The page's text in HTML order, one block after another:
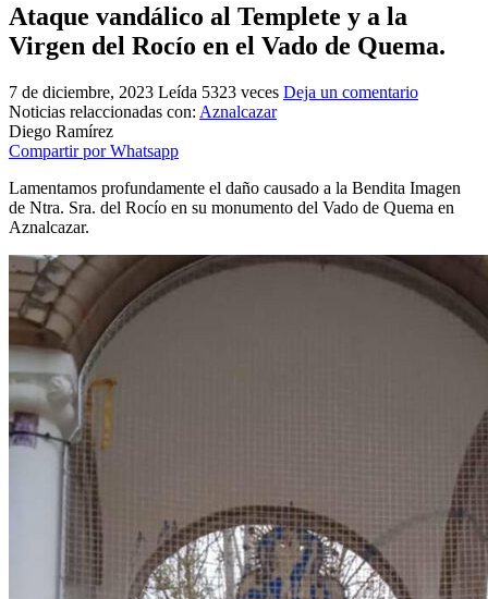
Ataque vandálico al Templete y a la
Virgen del Rocío en el Vado de Quema.
7 de diciembre, 2023 Leída 5323 veces Deja un comentario
Noticias relaccionadas con: Aznalcazar
Diego Ramírez
Compartir por Whatsapp
Lamentamos profundamente el daño causado a la Bendita Imagen
de Ntra. Sra. del Rocío en su monumento del Vado de Quema en
Aznalcazar.
Quiero hacer el camino,¿que tengo que hacer?
En el Rocío, ¿dónde me alojo?